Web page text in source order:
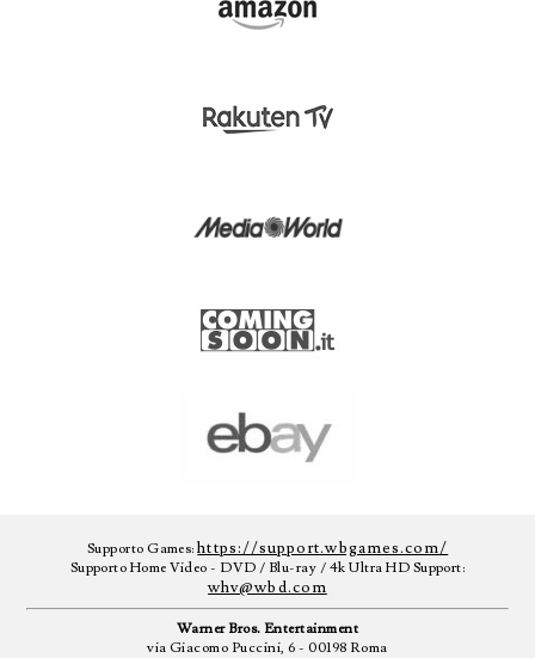
Supporto Games:https://support.wbgames.com/
Supporto Home Video - DVD / Blu-ray / 4k Ultra HD Support:
whv@wbd.com
Warner Bros. Entertainment
via Giacomo Puccini, 6 - 00198 Roma